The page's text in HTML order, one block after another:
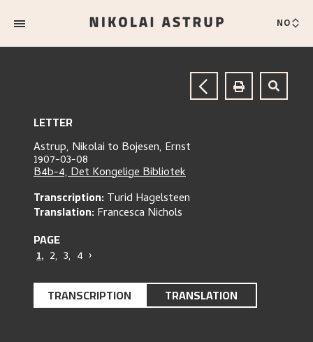
NO
LETTER
Astrup, Nikolai to Bojesen, Ernst
1907-03-08
B4b-4, Det Kongelige Bibliotek
Transcription:Turid Hagelsteen
Translation:Francesca Nichols
PAGE
1, 2, 3, 4 ›
TRANSCRIPTION TRANSLATION